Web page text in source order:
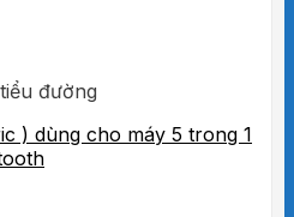
đường
) dùng cho máy 5 trong 1